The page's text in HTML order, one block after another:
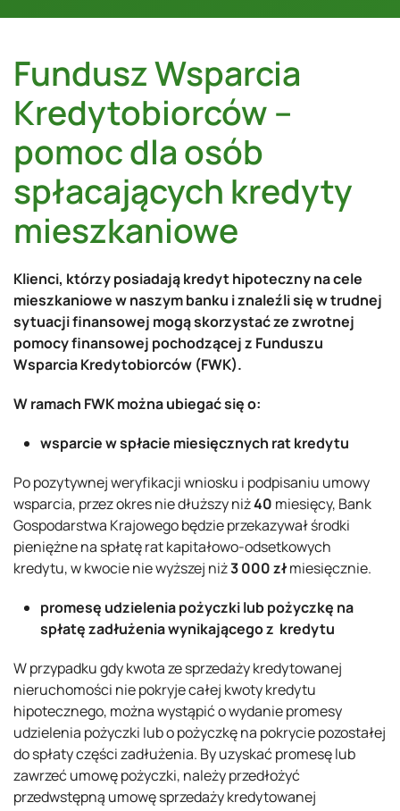
Fundusz Wsparcia
Kredytobiorców –
pomoc dla osób
spłacających kredyty
mieszkaniowe
Klienci, którzy posiadają kredyt hipoteczny na cele
mieszkaniowe w naszym banku i znaleźli się w trudnej
sytuacji finansowej mogą skorzystać ze zwrotnej
pomocy finansowej pochodzącej z Funduszu
Wsparcia Kredytobiorców (FWK).
W ramach FWK można ubiegać się o:
wsparcie w spłacie miesięcznych rat kredytu
Po pozytywnej weryfikacji wniosku i podpisaniu umowy
wsparcia, przez okres nie dłuższy niż40 miesięcy, Bank
Gospodarstwa Krajowego będzie przekazywał środki
pieniężne na spłatę rat kapitałowo-odsetkowych
kredytu, w kwocie nie wyższej niż3 000 złmiesięcznie.
promesę udzielenia pożyczki lubpożyczkę na
spłatę zadłużenia wynikającego z kredytu
W przypadku gdy kwota ze sprzedaży kredytowanej
nieruchomości nie pokryje całej kwoty kredytu
hipotecznego, można wystąpić o wydanie promesy
udzielenia pożyczki lub o pożyczkę na pokrycie pozostałej
do spłaty części zadłużenia. By uzyskać promesę lub
zawrzeć umowę pożyczki, należy przedłożyć
przedwstępną umowę sprzedaży kredytowanej